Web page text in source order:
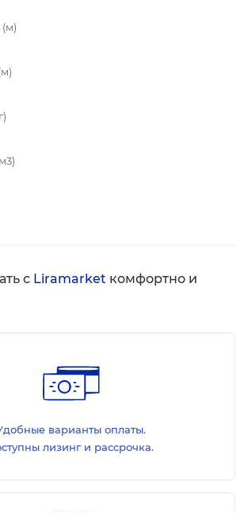
(м)
с Liramarket комфортно и
варианты оплаты.
лизинг и рассрочка.